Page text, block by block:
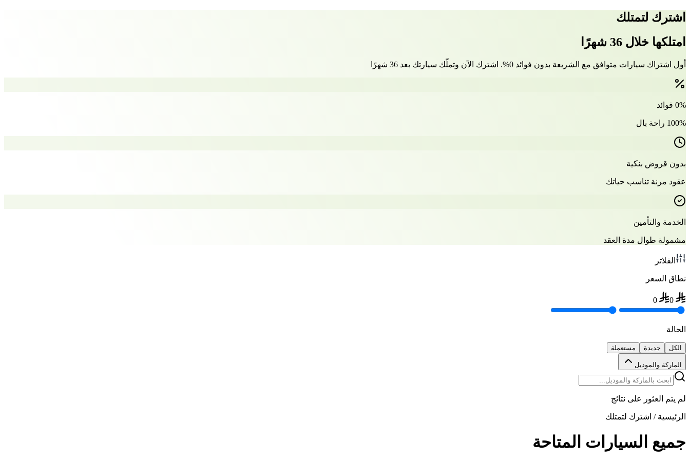
اشترك لتمتلك
امتلكها خلال 36 شهرًا
أول اشتراك سيارات متوافق مع الشريعة بدون فوائد 0%. اشترك الآن وتملّك سيارتك بعد 36 شهرًا
0% فوائد
100% راحة بال
بدون قروض بنكية
عقود مرنة تناسب حياتك
الخدمة والتأمين
مشمولة طوال مدة العقد
الفلاتر
نطاق السعر
0
0
الحالة
الكل جديدة مستعملة
الماركة والموديل
لم يتم العثور على نتائج
الرئيسية / اشترك لتمتلك
جميع السيارات المتاحة